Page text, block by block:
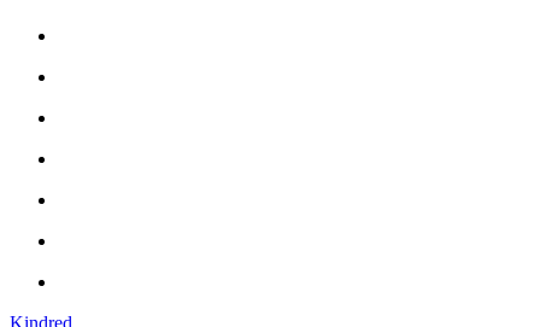
Kindred